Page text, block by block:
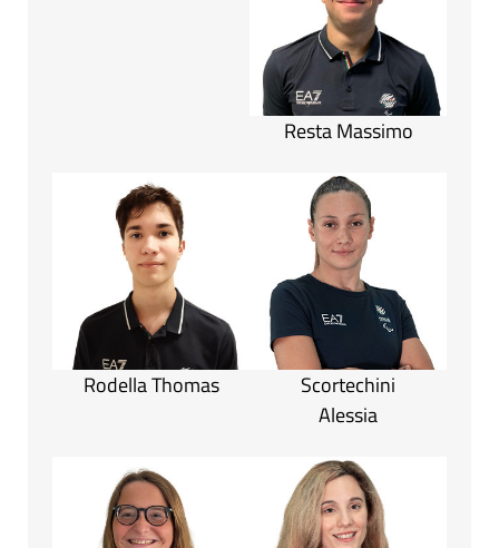
Resta Massimo
Rodella Thomas
Scortechini
Alessia